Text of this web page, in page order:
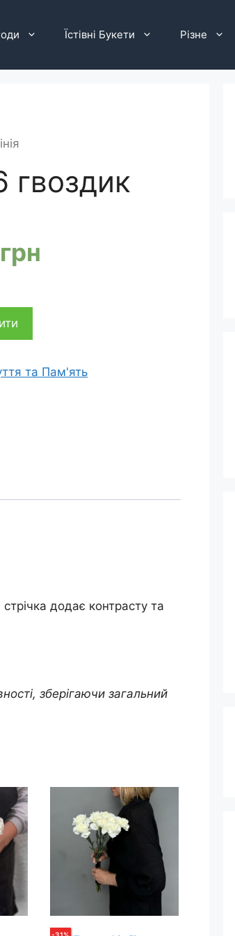
Їстівні Букети Різне
гвоздик
грн
та Пам'ять
додає контрасту та
зберігаючи загальний